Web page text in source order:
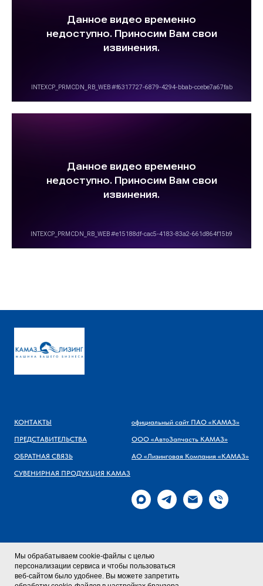
Мы обрабатываем cookie-файлы с целью
персонализации сервиса и чтобы пользоваться
веб-сайтом было удобнее. Вы можете запретить
КОНТАКТЫ
ПРЕДСТАВИТЕЛЬСТВА
ОБРАТНАЯ СВЯЗЬ
СУВЕНИРНАЯ ПРОДУКЦИЯ КАМАЗ
официальный сайт ПАО «КАМАЗ»
ООО «АвтоЗапчасть КАМАЗ»
АО «Лизинговая Компания «КАМАЗ»